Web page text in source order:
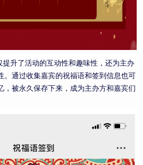
提升了活动的互动性和趣味性，还为主办
。通过收集嘉宾的祝福语和签到信息也可
，被永久保存下来，成为主办方和嘉宾们